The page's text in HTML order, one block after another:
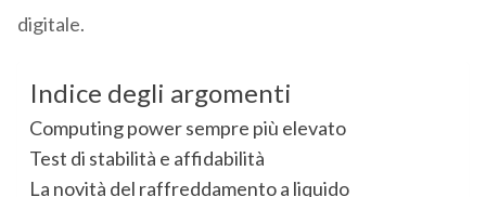
digitale.
Indice degli argomenti
Computing power sempre più elevato
Test di stabilità e affidabilità
La novità del raffreddamento a liquido